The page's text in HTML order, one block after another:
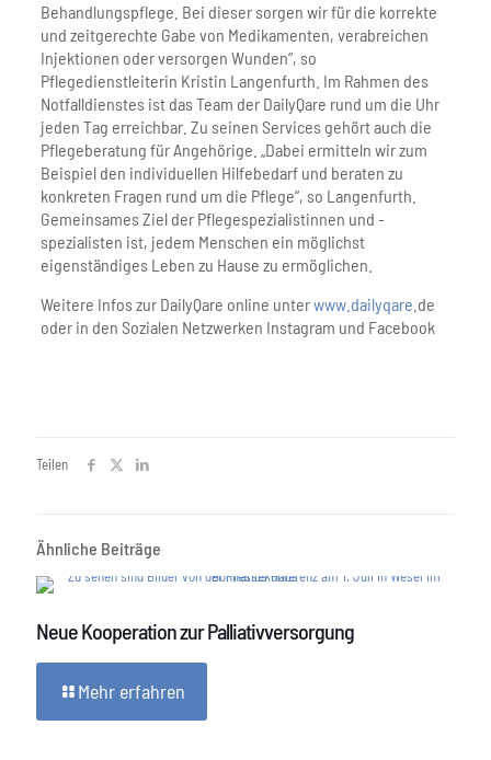
Behandlungspflege. Bei dieser sorgen wir für die korrekte
und zeitgerechte Gabe von Medikamenten, verabreichen
Injektionen oder versorgen Wunden“, so
Pflegedienstleiterin Kristin Langenfurth. Im Rahmen des
Notfalldienstes ist das Team der DailyQare rund um die Uhr
jeden Tag erreichbar. Zu seinen Services gehört auch die
Pflegeberatung für Angehörige. „Dabei ermitteln wir zum
Beispiel den individuellen Hilfebedarf und beraten zu
konkreten Fragen rund um die Pflege“, so Langenfurth.
Gemeinsames Ziel der Pflegespezialistinnen und -
spezialisten ist, jedem Menschen ein möglichst
eigenständiges Leben zu Hause zu ermöglichen.
Weitere Infos zur DailyQare online unterwww.dailyqare .de
oder in den Sozialen Netzwerken Instagram und Facebook
Teilen
Ähnliche Beiträge
Neue Kooperation zur Palliativversorgung
Mehr erfahren